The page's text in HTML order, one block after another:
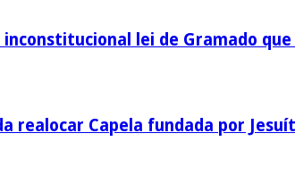
inconstitucional lei de Gramado
realocar Capela fundada por